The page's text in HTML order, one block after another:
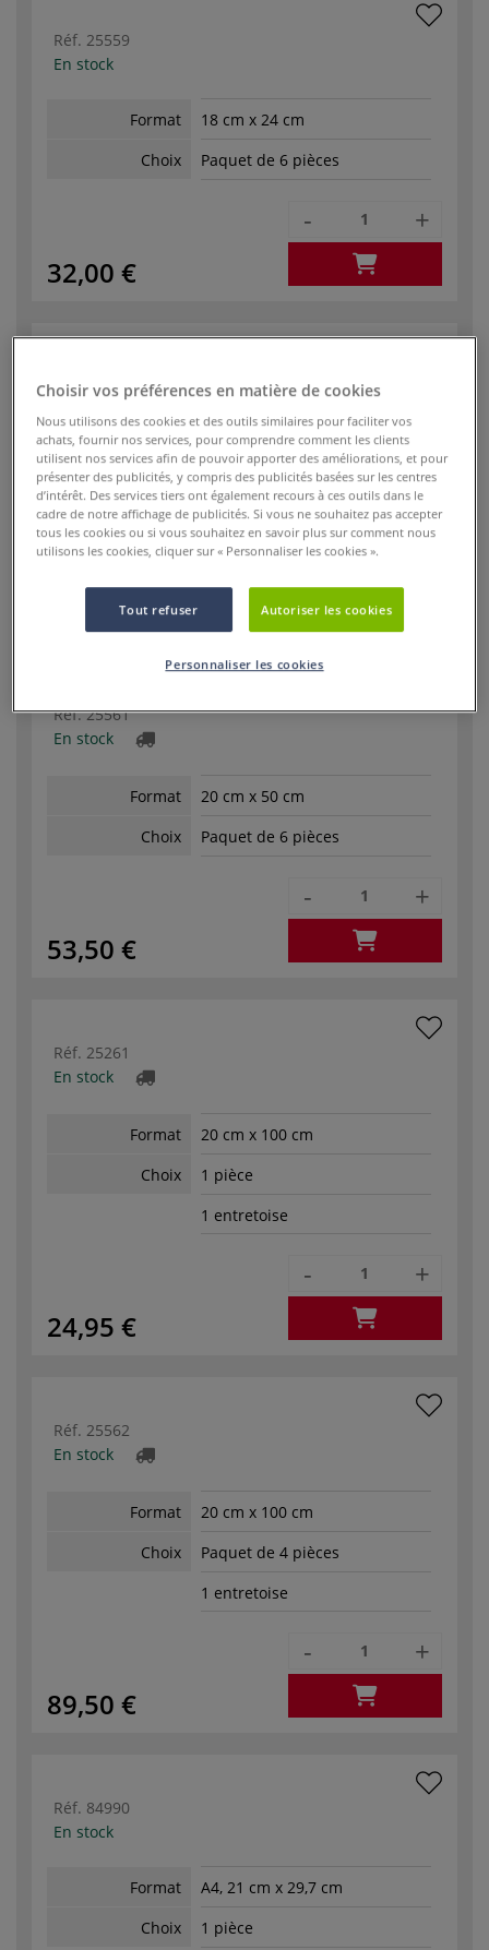
Réf. 25559
En stock
Format
18 cm x 24 cm
Choix
Paquet de 6 pièces
32,00 €
- +
En stock
Format
20 cm x 50 cm
Choix
1 pièce
9,95 €
-
Réf.25561
En stock
Format
20 cm x 50 cm
Choix
Paquet de 6 pièces
53,50 €
- +
Réf. 25261
En stock
Format
20 cm x 100 cm
Choix
1 pièce
1 entretoise
24,95 €
- +
Réf. 25562
En stock
Format
20 cm x 100 cm
Choix
Paquet de 4 pièces
1 entretoise
89,50 €
- +
Réf. 84990
En stock
Format
A4, 21 cm x 29,7 cm
Choix
1 pièce
Choisir vos préférences en matière de cookies
Nous utilisons des cookies et des outils similaires pour faciliter vos
achats, fournir nos services, pour comprendre comment les clients
utilisent nos services afin de pouvoir apporter des améliorations, et pour
présenter des publicités, y compris des publicités basées sur les centres
d’intérêt. Des services tiers ont également recours à ces outils dans le
cadre de notre affichage de publicités. Si vous ne souhaitez pas accepter
tous les cookies ou si vous souhaitez en savoir plus sur comment nous
utilisons les cookies, cliquer sur « Personnaliser les cookies ».
Tout refuser Autoriser les cookies
Personnaliser les cookies